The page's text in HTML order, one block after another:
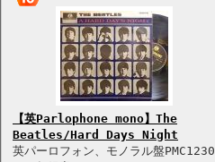
【英Parlophone mono】The
Beatles/Hard Days Night
英パーロフォン、モノラル盤PMC1230